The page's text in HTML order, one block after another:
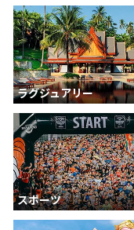
ラグジュアリー
スポーツ